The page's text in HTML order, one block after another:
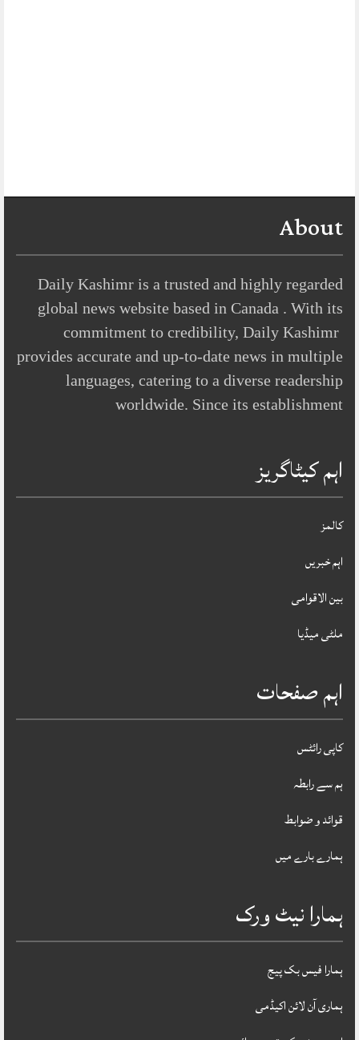
About
Daily Kashimr is a trusted and highly regarded
global news website based in Canada . With its
commitment to credibility, Daily Kashimr
provides accurate and up-to-date news in multiple
languages, catering to a diverse readership
worldwide. Since its establishment
اہم کیٹاگریز
کالمز
اہم خبریں
بین الاقوامی
ملٹی میڈیا
اہم صفحات
کاپی رائٹس
ہم سے رابطہ
قوائد و ضوابط
ہمارے بارے میں
ہمارا نیٹ ورک
ہمارا فیس بک پیج
ہماری آن لائن اکیڈمی